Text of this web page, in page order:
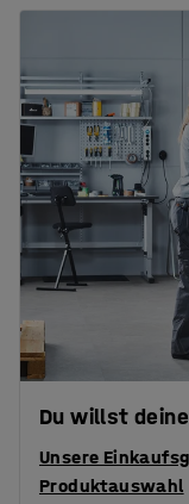
Du willst
Unsere
Produktauswahl